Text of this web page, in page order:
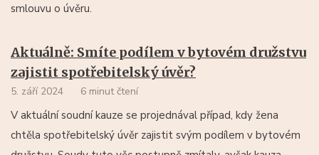
smlouvu o úvěru.
Aktuálně: Smíte podílem v bytovém družstvu
zajistit spotřebitelský úvěr?
5. září 2024 6 minut čtení
V aktuální soudní kauze se projednával případ, kdy žena
chtěla spotřebitelský úvěr zajistit svým podílem v bytovém